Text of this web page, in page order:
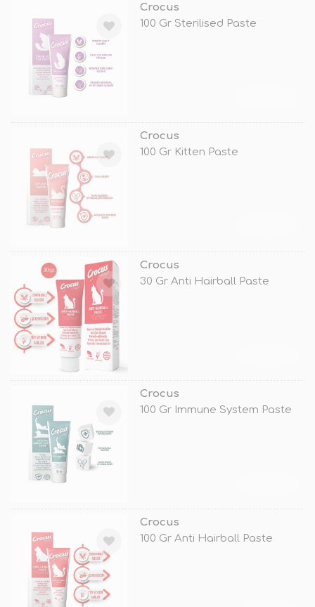
Crocus
100 Gr Sterilised Paste
Crocus
100 Gr Kitten Paste
Crocus
30 Gr Anti Hairball Paste
Crocus
100 Gr Immune System Paste
Crocus
100 Gr Anti Hairball Paste